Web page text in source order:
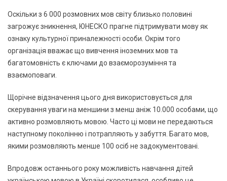
Оскільки з 6 000 розмовних мов світу близько половині
загрожує зникнення, ЮНЕСКО прагне підтримувати мову як
ознаку культурної приналежності особи. Окрім того
організація вважає що вивчення іноземних мов та
багатомовність є ключами до взаєморозуміння та
взаємоповаги.
Щорічне відзначення цього дня використовується для
скерування уваги на меншини з менш аніж 10.000 особами, що
активно розмовляють мовою. Часто ці мови не передаються
наступному поколінню і потрапляють у забуття. Багато мов,
якими розмовляють менше 100 осіб не задокументовані.
Впродовж останнього року можливість навчання дітей